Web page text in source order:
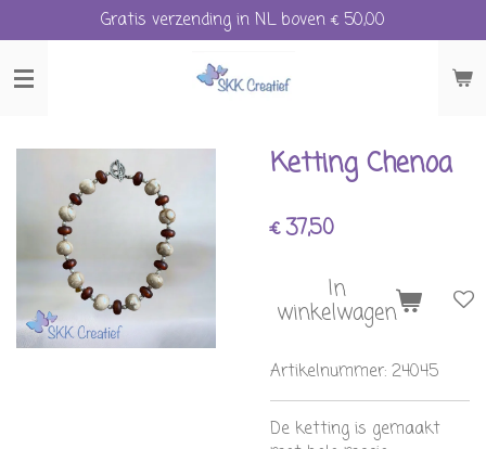
direct
naar
de
Gratis verzending in NL boven € 50,00
Ketting Chenoa
€ 37,50
In
winkelwagen
Artikelnummer: 24045
De ketting is gemaakt